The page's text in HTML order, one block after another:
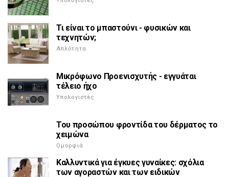
Τι είναι το μπαστούνι - φυσικών και
τεχνητών;
Απλότητα
Μικρόφωνο Προενισχυτής - εγγυάται
τέλειο ήχο
Υπολογιστές
Του προσώπου φροντίδα του δέρματος το
χειμώνα
Ομορφιά
Καλλυντικά για έγκυες γυναίκες: σχόλια
των αγοραστών και των ειδικών